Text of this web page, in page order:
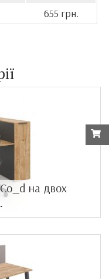
655 грн.
на двох